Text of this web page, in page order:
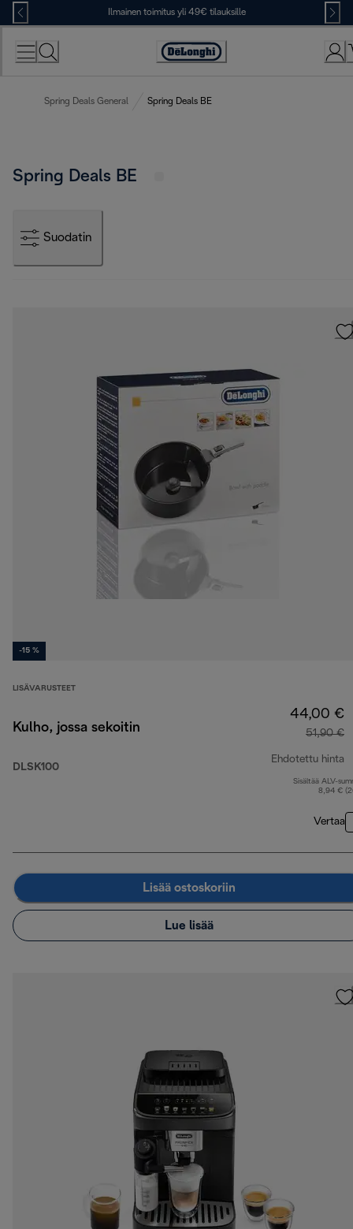
Skip
to
Content
Ilmainen toimitus yli 49€ tilauksille
Accessibility
Spring Deals General Spring Deals BE
Spring Deals BE
Suodatin
-15 %
LISÄVARUSTEET
Kulho, jossa sekoitin
DLSK100
44,00 €
51,90 €
Ehdotettu hinta
Sisältää ALV-
8,94 €
Vertaa
Lisää ostoskoriin
Lue lisää